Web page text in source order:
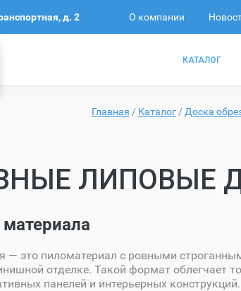
КАТАЛОГ
д. 2 О компании
Главная / Каталог / Доска
ЛИПОВЫЕ
— это пиломатериал с ровными
отделке. Такой формат облегчает
панелей и интерьерных конструкций.